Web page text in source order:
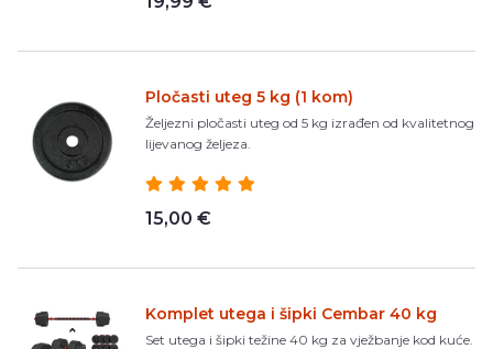
Pločasti uteg 5 kg (1 kom)
Željezni pločasti uteg od 5 kg izrađen od kvalitetnog
lijevanog željeza.
15,00 €
Komplet utega i šipki Cembar 40 kg
Set utega i šipki težine 40 kg za vježbanje kod kuće.